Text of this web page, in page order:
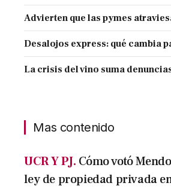
Advierten que las pymes
Desalojos express: qué cambia
La crisis del vino suma
Mas contenido
UCR Y PJ. Cómo votó
ley de propiedad privada